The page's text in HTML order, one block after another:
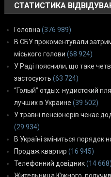
СТАТИСТИКА
Головна (376 989)
В СБУ прокоментували
міського голови (68 924)
У Раді пояснили, що таке
застосують (63 724)
“Голый” отдых: нудистский
лучших в Украине (39 502)
У травні пенсіонерів чекає
(29 934)
В Україні зміниться порядок
Продаж квартир (16 945)
Телефонний довідник(14 668)
Жительница Южного,